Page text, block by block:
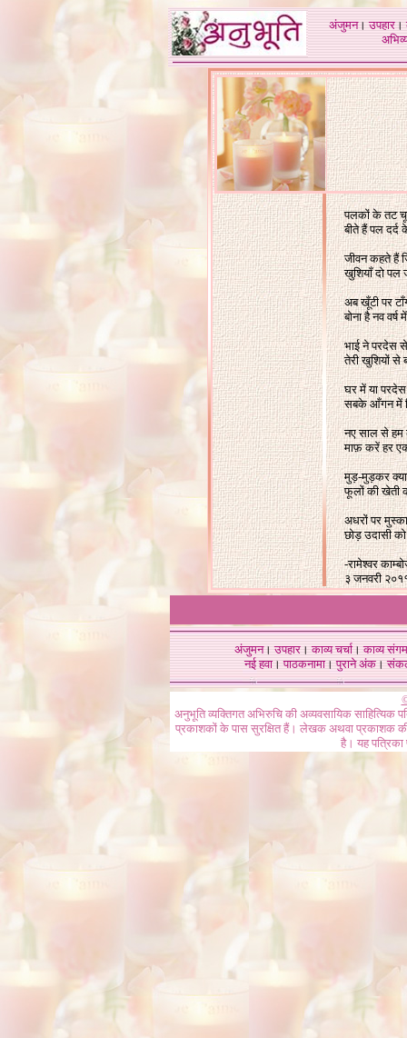
अंजुमन।उपहार।
पलकों के तट
बीते हैं पल
जीवन कहते हैं
खुशियाँ दो
अब खूँटी पर
बोना है नव
भाई ने परदेस
तेरी खुशियों से
घर में या
सबके आँगन में
नए साल से
माफ़ करें हर
मुड़-मुड़कर
फूलों की खेती
अधरों पर
छोड़ उदासी
-रामेश्वर
३ जनवरी
अंजुमन।उपहार।काव्य चर्चा।काव्य संगम
नई हवा। पाठकनामा। पुराने अंक।
अनुभूति व्यक्तिगत अभिरुचि की अव्यवसायिक
प्रकाशकों के पास सुरक्षित हैं। लेखक अथवा प्रकाशक की
है। यह पत्रिका